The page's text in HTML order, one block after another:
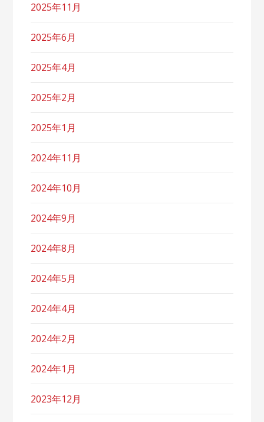
2025年11月
2025年6月
2025年4月
2025年2月
2025年1月
2024年11月
2024年10月
2024年9月
2024年8月
2024年5月
2024年4月
2024年2月
2024年1月
2023年12月